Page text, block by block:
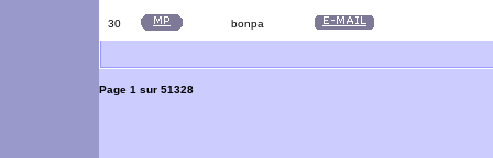
30 bonpa
Page 1 sur 51328